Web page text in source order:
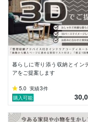
お部屋づくりは、
暮らしの変化とと
だからこそ、
今の生活にしっかり
家族みんなが心地よ
と実感しています。
自身の経験を活かし、
お客様一人ひとりの
大人も子どもも快
できればと思ってい
暮らしに寄り添う収納とイン
アをご提案します
5.0 実績3件
購入可能